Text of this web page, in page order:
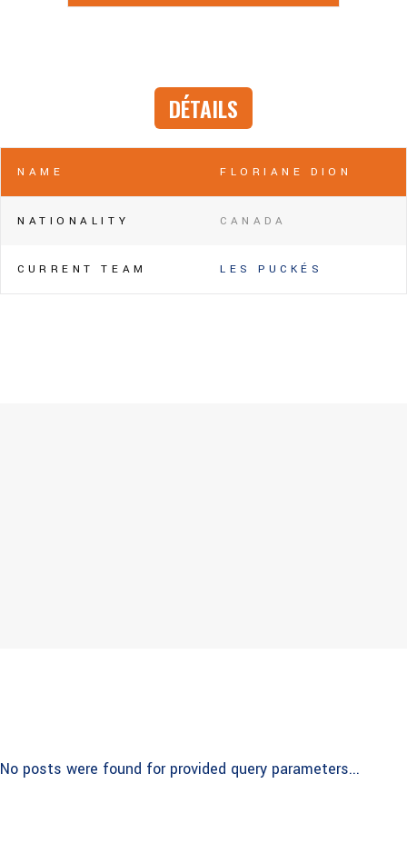
DÉTAILS
NAME FLORIANE DION
NATIONALITY CANADA
CURRENT TEAM LES PUCKÉS
No posts were found for provided query parameters...